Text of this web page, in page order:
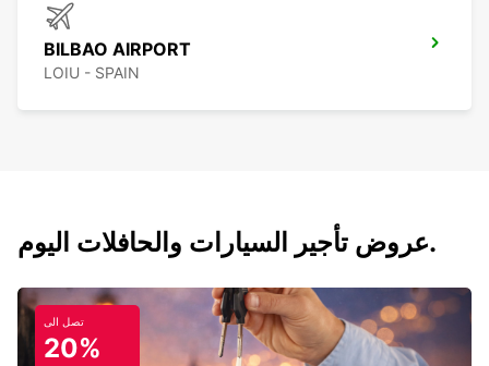
BILBAO AIRPORT
LOIU - SPAIN
عروض تأجير السيارات والحافلات اليوم.
تصل الى
20%